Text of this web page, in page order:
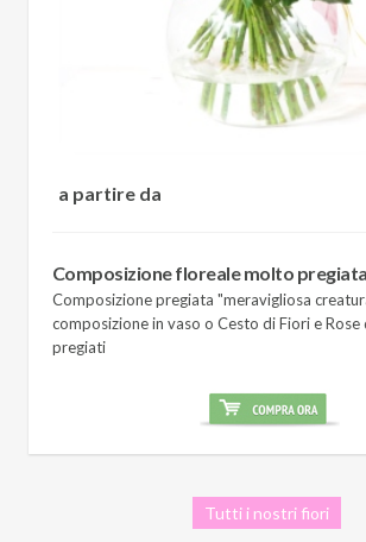
a partire da
Composizione floreale molto
Composizione pregiata "meravigliosa
composizione in vaso o Cesto di Fiori e
pregiati
Tutti i nostri fiori